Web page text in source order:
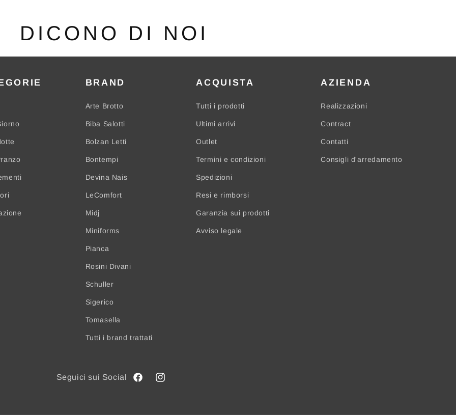
DICONO DI NOI
BRAND
Arte Brotto
Biba Salotti
Bolzan Letti
Bontempi
Devina Nais
LeComfort
Midj
Miniforms
Pianca
Rosini Divani
Schuller
Sigerico
Tomasella
Tutti i brand trattati
ACQUISTA
Tutti i prodotti
Ultimi arrivi
Outlet
Termini e condizioni
Spedizioni
Resi e rimborsi
Garanzia sui prodotti
Avviso legale
AZIENDA
Realizzazioni
Contract
Contatti
Consigli d'arredamento
FacebookInstagram